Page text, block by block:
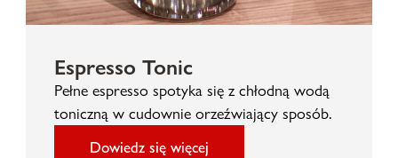
Espresso Tonic
Pełne espresso spotyka się z chłodną wodą
toniczną w cudownie orzeźwiający sposób.
Dowiedz się więcej